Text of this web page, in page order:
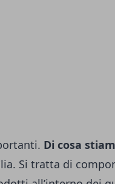
Di cosa
Si tratta di